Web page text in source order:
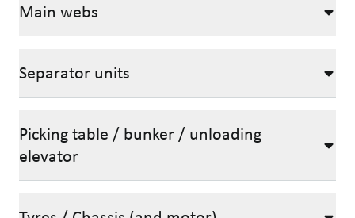
Main webs
Separator units
Picking table / bunker / unloading
elevator